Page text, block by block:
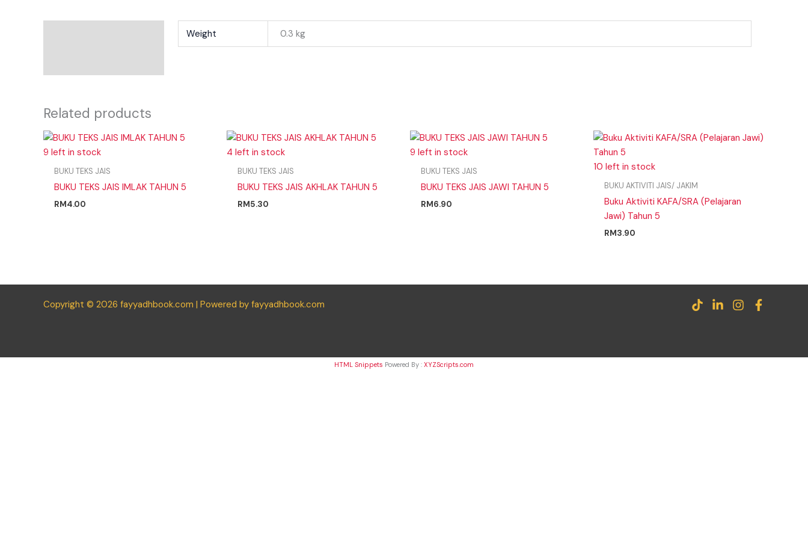
Weight 0.3 kg
Related products
9 left in stock
BUKU TEKS JAIS
BUKU TEKS JAIS IMLAK TAHUN 5
RM4.00
4 left in stock
BUKU TEKS JAIS
BUKU TEKS JAIS AKHLAK TAHUN 5
RM5.30
9 left in stock
BUKU TEKS JAIS
BUKU TEKS JAIS JAWI TAHUN 5
RM6.90
10 left in stock
BUKU AKTIVITI JAIS/ JAKIM
Buku Aktiviti KAFA/SRA (Pelajaran
Jawi) Tahun 5
RM3.90
Copyright © 2026 fayyadhbook.com | Powered by fayyadhbook.com
HTML Snippets Powered By : XYZScripts.com